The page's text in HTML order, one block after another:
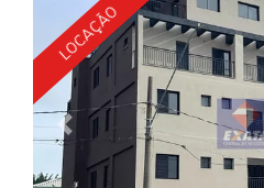
Previous
LOCAÇÃO